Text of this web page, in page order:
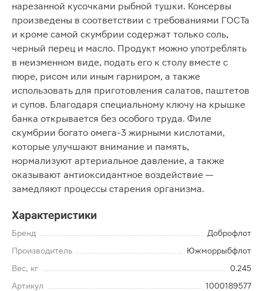
нарезанной кусочками рыбной тушки. Консервы
произведены в соответствии с требованиями ГОСТа
и кроме самой скумбрии содержат только соль,
черный перец и масло. Продукт можно употреблять
в неизменном виде, подать его к столу вместе с
пюре, рисом или иным гарниром, а также
использовать для приготовления салатов, паштетов
и супов. Благодаря специальному ключу на крышке
банка открывается без особого труда. Филе
скумбрии богато омега-3 жирными кислотами,
которые улучшают внимание и память,
нормализуют артериальное давление, а также
оказывают антиоксидантное воздействие —
замедляют процессы старения организма.
Характеристики
Бренд
Доброфлот
Производитель
Южморрыбфлот
Вес, кг
0.245
Артикул
1000189577